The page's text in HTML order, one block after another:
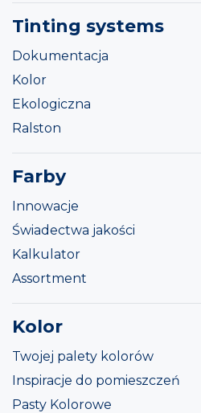
Tinting systems
Dokumentacja
Kolor
Ekologiczna
Ralston
Farby
Innowacje
Świadectwa jakości
Kalkulator
Assortment
Kolor
Twojej palety kolorów
Inspiracje do pomieszczeń
Pasty Kolorowe